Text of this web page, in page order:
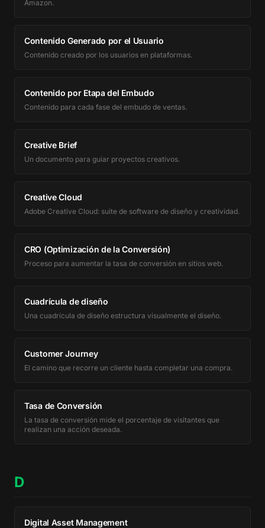
Amazon.
Contenido Generado por el Usuario
Contenido creado por los usuarios en plataformas.
Contenido por Etapa del Embudo
Contenido para cada fase del embudo de ventas.
Creative Brief
Un documento para guiar proyectos creativos.
Creative Cloud
Adobe Creative Cloud: suite de software de diseño y creatividad.
CRO (Optimización de la Conversión)
Proceso para aumentar la tasa de conversión en sitios web.
Cuadrícula de diseño
Una cuadrícula de diseño estructura visualmente el diseño.
Customer Journey
El camino que recorre un cliente hasta completar una compra.
Tasa de Conversión
La tasa de conversión mide el porcentaje de visitantes que
realizan una acción deseada.
D
Digital Asset Management